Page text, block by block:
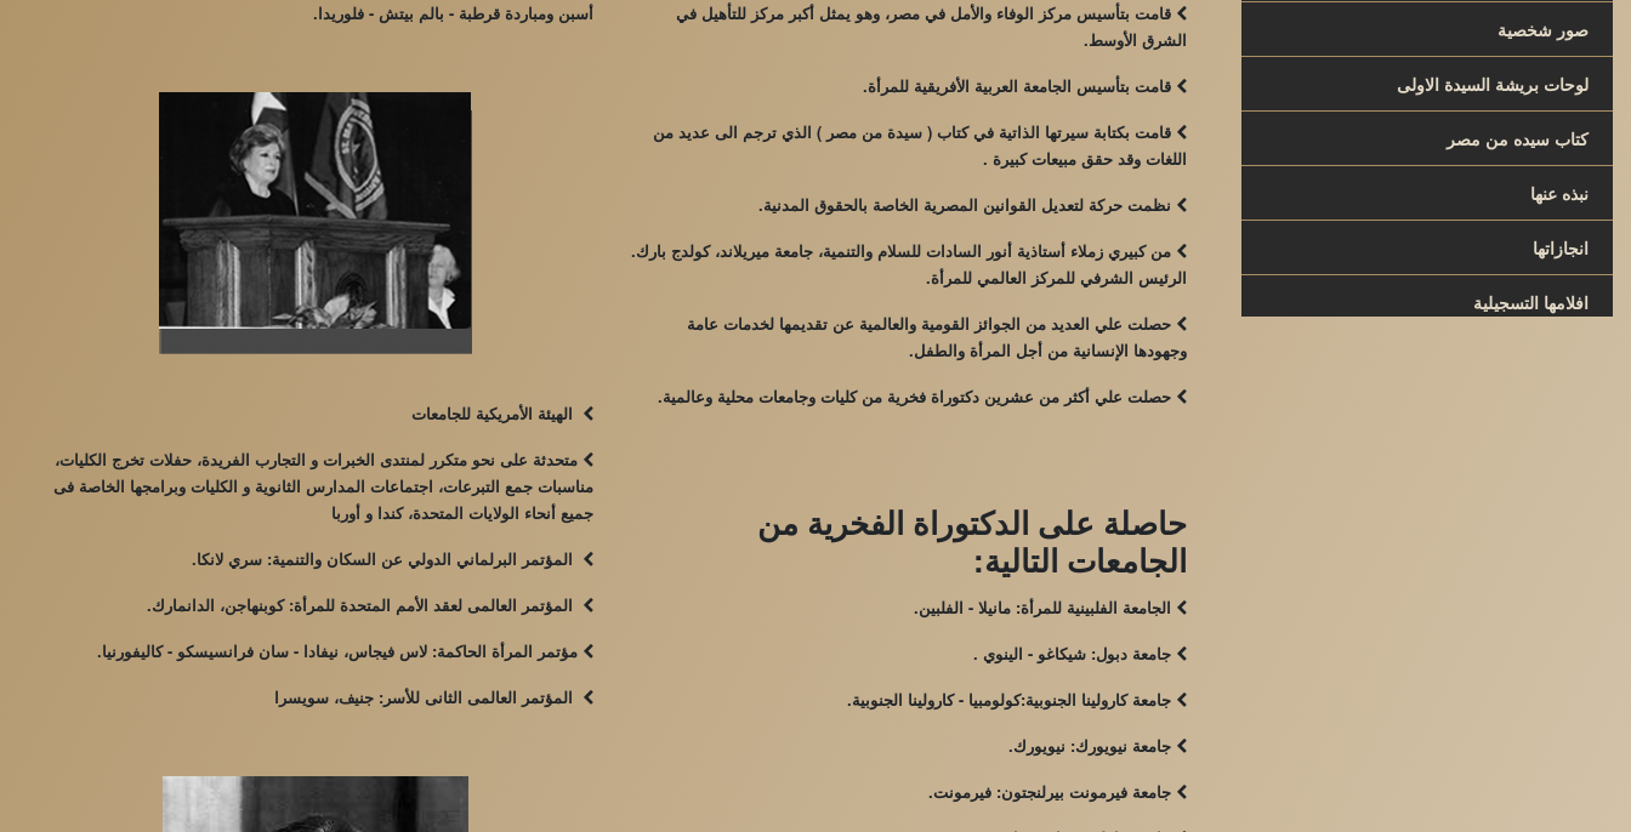
صور شخصية
لوحات بريشة السيدة الاولى
كتاب سيده من مصر
نبذه عنها
انجازاتها
افلامها التسجيلية
قامت بتأسيس مركز الوفاء والأمل في مصر، وهو يمثل أكبر مركز للتأهيل في
الشرق الأوسط.
قامت بتأسيس الجامعة العربية الأفريقية للمرأة.
قامت بكتابة سيرتها الذاتية في كتاب ( سيدة من مصر ) الذي ترجم الى عديد من
اللغات وقد حقق مبيعات كبيرة .
نظمت حركة لتعديل القوانين المصرية الخاصة بالحقوق المدنية.
من كبيري زملاء أستاذية أنور السادات للسلام والتنمية، جامعة ميريلاند، كولدج بارك.
الرئيس الشرفي للمركز العالمي للمرأة.
حصلت علي العديد من الجوائز القومية والعالمية عن تقديمها لخدمات عامة
وجهودها الإنسانية من أجل المرأة والطفل.
حصلت علي أكثر من عشرين دكتوراة فخرية من كليات وجامعات محلية وعالمية.
حاصلة على الدكتوراة الفخرية من
الجامعات التالية:
الجامعة الفلبينية للمرأة: مانيلا - الفلبين.
جامعة دبول: شيكاغو - الينوي .
جامعة كارولينا الجنوبية:كولومبيا - كارولينا الجنوبية.
جامعة نيويورك: نيويورك.
جامعة فيرمونت بيرلنجتون: فيرمونت.
أسبن ومباردة قرطبة - بالم بيتش - فلوريدا.
الهيئة الأمريكية للجامعات
متحدثة على نحو متكرر لمنتدى الخبرات و التجارب الفريدة، حفلات تخرج الكليات،
مناسبات جمع التبرعات، اجتماعات المدارس الثانوية و الكليات وبرامجها الخاصة فى
جميع أنحاء الولايات المتحدة، كندا و أوربا
المؤتمر البرلماني الدولي عن السكان والتنمية: سري لانكا.
المؤتمر العالمى لعقد الأمم المتحدة للمرأة: كوبنهاجن، الدانمارك.
مؤتمر المرأة الحاكمة: لاس فيجاس، نيفادا - سان فرانسيسكو - كاليفورنيا.
المؤتمر العالمى الثانى للأسر: جنيف، سويسرا